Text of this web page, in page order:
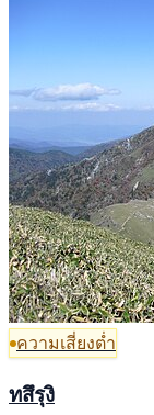
ความเสี่ยงต่ำ
ทสึรุงิ